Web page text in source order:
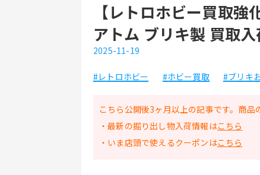
【レトロホビー買取
アトム ブリキ製 買取
2025-11-19
#レトロホビー #ホビー買取 #ブリキ
こちら公開後3ヶ月以上の記事です。商品
・最新の掘り出し物入荷情報はこちら
・いま店頭で使えるクーポンはこちら